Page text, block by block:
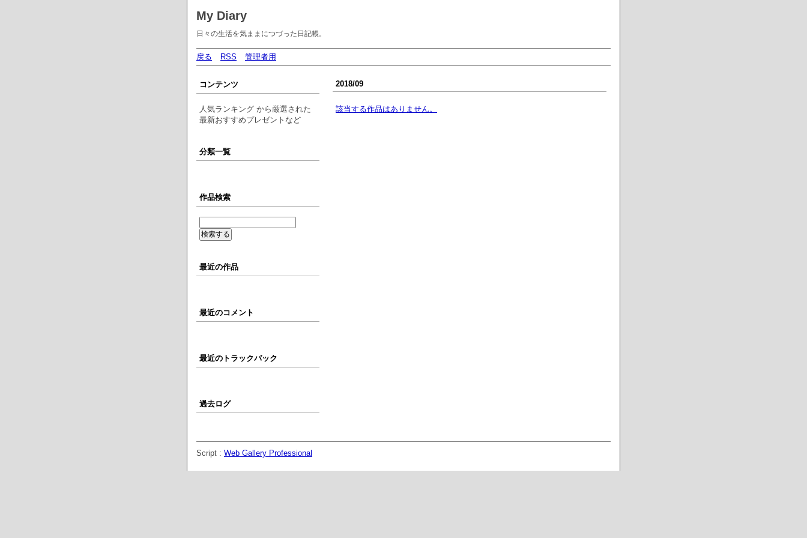
My Diary
日々の生活を気ままにつづった日記帳。
戻る RSS 管理者用
2018/09
該当する作品はありません。
コンテンツ
人気ランキング から厳選された
最新おすすめプレゼントなど
分類一覧
作品検索
最近の作品
最近のコメント
最近のトラックバック
過去ログ
Script : Web Gallery Professional